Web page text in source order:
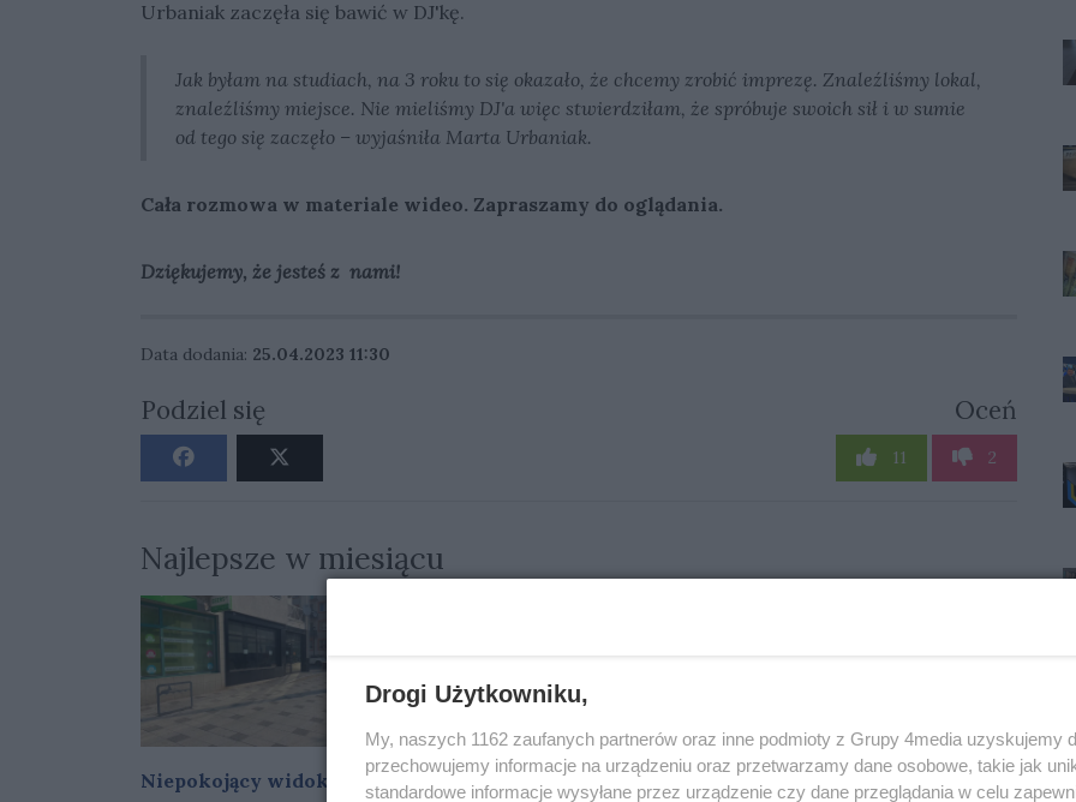
Urbaniak zaczęła się bawić w DJ'kę.
Jak byłam na studiach, na 3 roku to się okazało, że chcemy zrobić imprezę. Znaleźliśmy lokal,
znaleźliśmy miejsce. Nie mieliśmy DJ'a więc stwierdziłam, że spróbuje swoich sił i w sumie
od tego się zaczęło – wyjaśniła Marta Urbaniak.
Cała rozmowa w materiale wideo. Zapraszamy do oglądania.
Dziękujemy, że jesteś z nami!
Data dodania: 25.04.2023 11:30
Podziel się Oceń
11 2
Najlepsze w miesiącu
Niepokojący widok w
Na gastronomicznej mapie
Stal jest jedynym
Drogi Użytkowniku,
My, naszych 1162 zaufanych partnerów oraz inne podmioty z Grupy 4media uzyskujemy
przechowujemy informacje na urządzeniu oraz przetwarzamy dane osobowe, takie jak
standardowe informacje wysyłane przez urządzenie czy dane przeglądania w celu